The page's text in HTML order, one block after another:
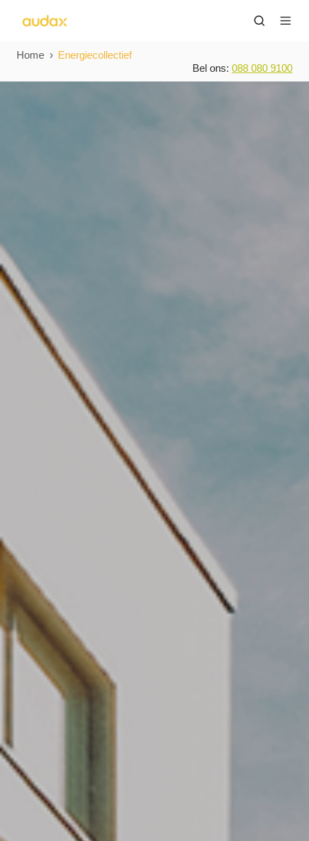
Home
Energiecollectief
Bel ons: 088 080 9100